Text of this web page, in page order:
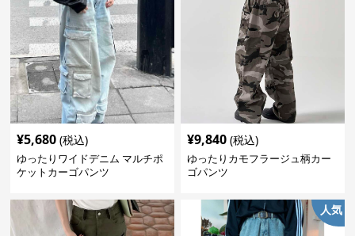
¥5,680 (税込)
ゆったりワイドデニム マルチポ
ケットカーゴパンツ
¥9,840 (税込)
ゆったりカモフラージュ柄カー
ゴパンツ
人気